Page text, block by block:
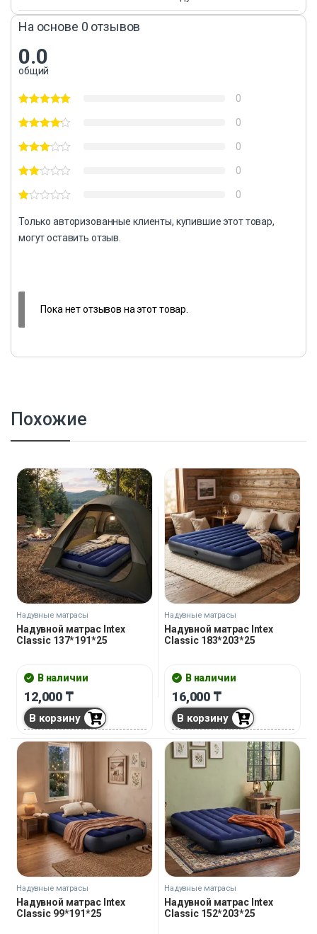
На основе 0 отзывов
0.0
общий
0
0
0
0
0
Только авторизованные клиенты, купившие этот товар,
могут оставить отзыв.
Пока нет отзывов на этот товар.
Похожие
Надувные матрасы
Надувной матрас Intex
Classic 137*191*25
В наличии
12,000 ₸
В корзину
Надувные матрасы
Надувной матрас Intex
Classic 183*203*25
В наличии
16,000 ₸
В корзину
Надувные матрасы
Надувной матрас Intex
Classic 99*191*25
Надувные матрасы
Надувной матрас Intex
Classic 152*203*25